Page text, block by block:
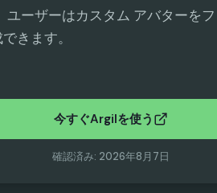
ユーザーはカスタム アバターを
きます。
今すぐArgilを使う
確認済み: 2026年8月7日